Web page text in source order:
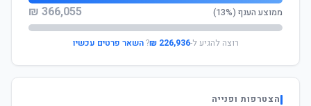
ממוצע הענף (13%) 366,055 ₪
רוצה להגיע ל-226,936 ₪
?השאר פרטים עכשיו
הצטרפות ופנייה